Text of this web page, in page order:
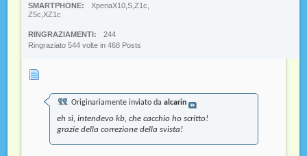
SMARTPHONE
XperiaX10,S,Z1c,
Z5c,XZ1c
RINGRAZIAMENTI
244
Ringraziato 544 volte in 468 Posts
Originariamente inviato daalcarin
eh sì, intendevo kb, che cacchio ho scritto!
grazie della correzione della svista!